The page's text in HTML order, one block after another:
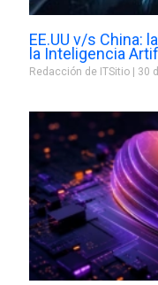
EE.UU v/s China:
la Inteligencia
Redacción de ITSitio 30